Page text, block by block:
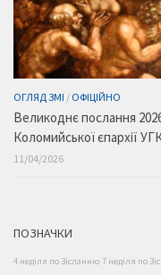
ОГЛЯД ЗМІ / ОФІЦІЙНО
Великоднє послання
Коломийської єпархії
11/04/2026
ПОЗНАЧКИ
4 неділя по Зісланню 7 неділя по